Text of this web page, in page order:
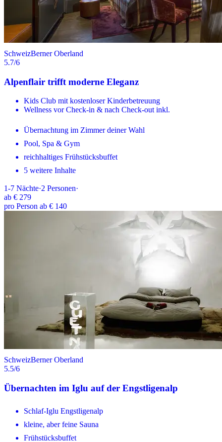
SchweizBerner Oberland
5.7/6
Alpenflair trifft moderne Eleganz
Kids Club mit kostenloser Kinderbetreuung
Wellness vor Check-in & nach Check-out inkl.
Übernachtung im Zimmer deiner Wahl
Pool, Spa & Gym
reichhaltiges Frühstücksbuffet
5 weitere Inhalte
1-7 Nächte·2 Personen·
ab € 279
pro Person ab € 140
SchweizBerner Oberland
5.5/6
Übernachten im Iglu auf der Engstligenalp
Schlaf-Iglu Engstligenalp
kleine, aber feine Sauna
Frühstücksbuffet